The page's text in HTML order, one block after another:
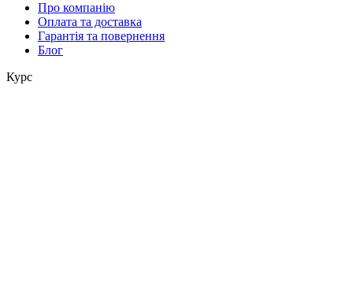
Про компанію
Оплата та доставка
Гарантія та повернення
Блог
Курс